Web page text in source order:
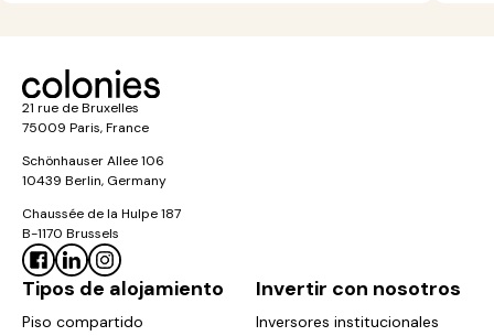
21 rue de Bruxelles
75009 Paris, France
Schönhauser Allee 106
10439 Berlin, Germany
Chaussée de la Hulpe 187
B-1170 Brussels
Tipos de alojamiento
Piso compartido
Invertir con nosotros
Inversores institucionales